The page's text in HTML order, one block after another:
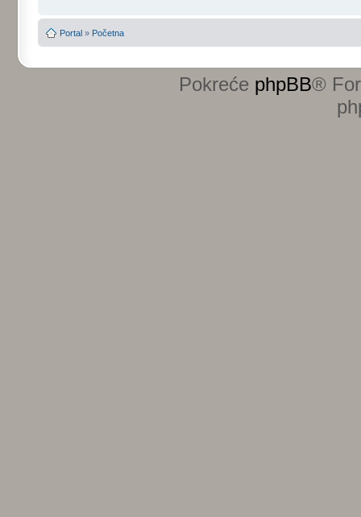
Portal » Početna
Pokreće phpBB®